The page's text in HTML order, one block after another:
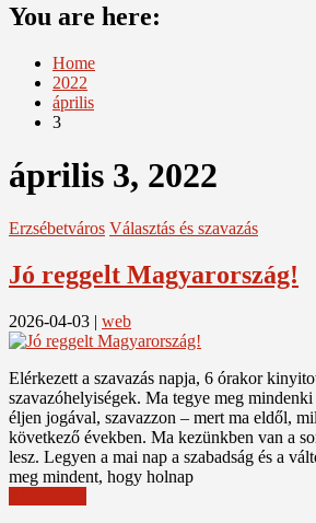
You are here:
Home
2022
április
3
április 3, 2022
Erzsébetváros Választás és szavazás
Jó reggelt Magyarország!
2026-04-03 | web
Elérkezett a szavazás napja, 6 órakor
szavazóhelyiségek. Ma tegye meg mindenki
éljen jogával, szavazzon – mert ma eldől,
következő években. Ma kezünkben van a
lesz. Legyen a mai nap a szabadság és a
meg mindent, hogy holnap